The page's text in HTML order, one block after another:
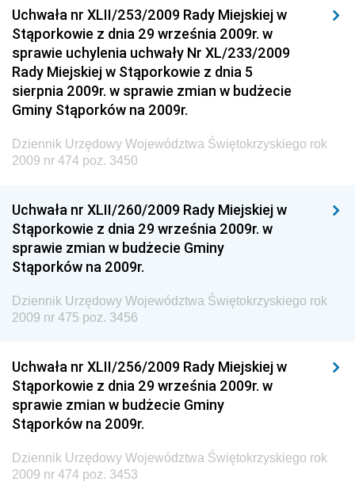
Drogowego
Dziennik Urzędowy Narodowego Banku Polskiego
Dziennik Urzędowy Komendy Głównej Policji
Dziennik Urzędowy Ministra Pracy i Polityki
Społecznej
Dziennik Urzędowy Ministra Transportu, Budownictwa
i Gospodarki Morskiej
Dziennik Urzędowy Ministra Spraw Zagranicznych
Dziennik Urzędowy Centralnego Biura
Antykorupcyjnego
Wewnętrznego
Dziennik Urzędowy Urzędu Patentowego
Dziennik Urzędowy Generalnej Dyrekcji Dróg
Krajowych i Autostrad
Dziennik Urzędowy Ministra Środowiska
Dziennik Urzędowy Ministra Edukacji
Uchwała nr XLII/253/2009 Rady Miejskiej w
Stąporkowie z dnia 29 września 2009r. w
sprawie uchylenia uchwały Nr XL/233/2009
Rady Miejskiej w Stąporkowie z dnia 5
sierpnia 2009r. w sprawie zmian w budżecie
Gminy Stąporków na 2009r.
Dziennik Urzędowy Województwa Świętokrzyskiego rok
2009 nr 474 poz. 3450
Uchwała nr XLII/260/2009 Rady Miejskiej w
Stąporkowie z dnia 29 września 2009r. w
sprawie zmian w budżecie Gminy
Stąporków na 2009r.
Dziennik Urzędowy Województwa Świętokrzyskiego rok
2009 nr 475 poz. 3456
Uchwała nr XLII/256/2009 Rady Miejskiej w
Stąporkowie z dnia 29 września 2009r. w
sprawie zmian w budżecie Gminy
Stąporków na 2009r.
Dziennik Urzędowy Województwa Świętokrzyskiego rok
2009 nr 474 poz. 3453